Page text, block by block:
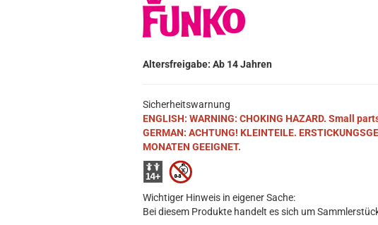
Altersfreigabe: Ab 14 Jahren
Sicherheitswarnung
ENGLISH: WARNING: CHOKING HAZARD. Small
GERMAN: ACHTUNG! KLEINTEILE.
MONATEN GEEIGNET.
Wichtiger Hinweis in eigener Sache:
Bei diesem Produkte handelt es sich um